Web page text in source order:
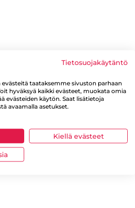
Tietosuojakäytäntö
taataksemme sivuston parhaan
hyväksyä kaikki evästeet, muokata omia
evästeiden käytön. Saat lisätietoja
avaamalla asetukset.
Kiellä evästeet